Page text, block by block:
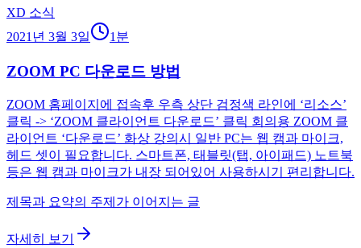
XD 소식
2021년 3월 3일
1 분
ZOOM PC 다운로드 방법
ZOOM 홈페이지에 접속후 우측 상단 검정색 라인에 ‘리소스’
클릭 -> ‘ZOOM 클라이언트 다운로드’ 클릭 회의용 ZOOM 클
라이언트 ‘다운로드’ 화상 강의시 일반 PC는 웹 캠과 마이크,
헤드 셋이 필요합니다. 스마트폰, 태블릿(탭, 아이패드) 노트북
등은 웹 캠과 마이크가 내장 되어있어 사용하시기 편리합니다.
제목과 요약의 주제가 이어지는 글
자세히 보기